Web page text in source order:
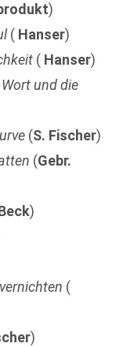
)
( Hanser)
( Hanser)
und die
(S. Fischer)
(Gebr.
)
(
)